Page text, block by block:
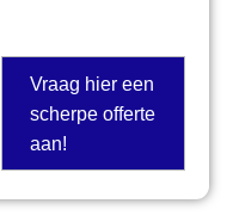
Vraag hier een
scherpe offerte
aan!